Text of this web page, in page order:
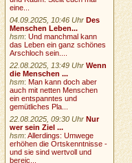
eine...
04.09.2025, 10:46 Uhr Des
Menschen Leben...
hsm:Und manchmal kann
das Leben ein ganz schönes
Arschloch sein....
22.08.2025, 13:49 Uhr Wenn
die Menschen ...
hsm:Man kann doch aber
auch mit netten Menschen
ein entspanntes und
gemütliches Pla...
22.08.2025, 09:30 Uhr Nur
wer sein Ziel ...
hsm:Allerdings: Umwege
erhöhen die Ortskenntnisse -
und sie sind wertvoll und
bereic...